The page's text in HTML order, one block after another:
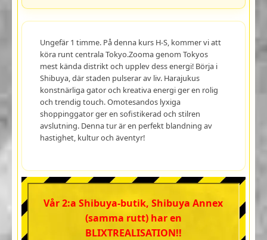
Ungefär 1 timme. På denna kurs H-S, kommer vi att
köra runt centrala Tokyo.Zooma genom Tokyos
mest kända distrikt och upplev dess energi! Börja i
Shibuya, där staden pulserar av liv. Harajukus
konstnärliga gator och kreativa energi ger en rolig
och trendig touch. Omotesandos lyxiga
shoppinggator ger en sofistikerad och stilren
avslutning. Denna tur är en perfekt blandning av
hastighet, kultur och äventyr!
Vår 2:a Shibuya-butik, Shibuya Annex
(samma rutt) har en
BLIXTREALISATION!!